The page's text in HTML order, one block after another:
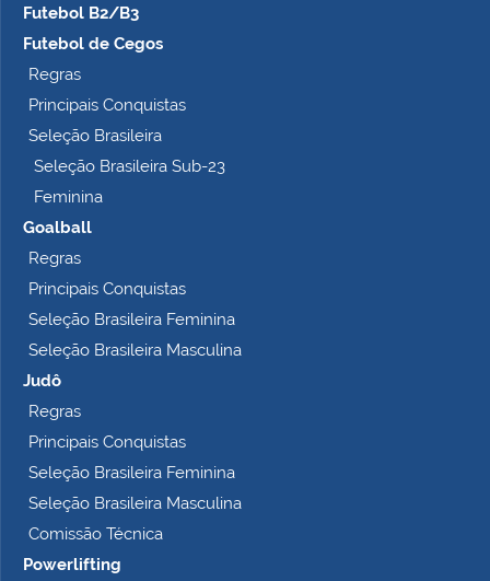
o
m
e
t
Futebol B2/B3
Futebol de Cegos
Regras
Principais Conquistas
Seleção Brasileira
Seleção Brasileira Sub-23
Feminina
Goalball
Regras
Principais Conquistas
Seleção Brasileira Feminina
Seleção Brasileira Masculina
Judô
Regras
Principais Conquistas
Seleção Brasileira Feminina
Seleção Brasileira Masculina
Comissão Técnica
Powerlifting